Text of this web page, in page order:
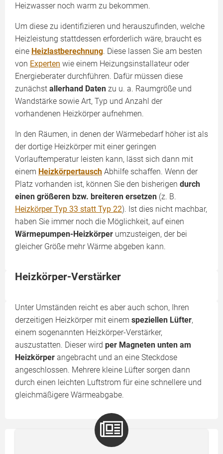
Heizwasser noch warm zu bekommen.
Um diese zu identifizieren und herauszufinden, welche
Heizleistung stattdessen erforderlich wäre, braucht es
eine Heizlastberechnung. Diese lassen Sie am besten
von Experten wie einem Heizungsinstallateur oder
Energieberater durchführen. Dafür müssen diese
zunächst allerhand Daten zu u. a. Raumgröße und
Wandstärke sowie Art, Typ und Anzahl der
vorhandenen Heizkörper aufnehmen.
In den Räumen, in denen der Wärmebedarf höher ist als
der dortige Heizkörper mit einer geringen
Vorlauftemperatur leisten kann, lässt sich dann mit
einem Heizkörpertausch Abhilfe schaffen. Wenn der
Platz vorhanden ist, können Sie den bisherigen durch
einen größeren bzw. breiteren ersetzen (z. B.
Heizkörper Typ 33 statt Typ 22). Ist dies nicht machbar,
haben Sie immer noch die Möglichkeit, auf einen
Wärmepumpen-Heizkörper umzusteigen, der bei
gleicher Größe mehr Wärme abgeben kann.
Heizkörper-Verstärker
Unter Umständen reicht es aber auch schon, Ihren
derzeitigen Heizkörper mit einem speziellen Lüfter,
einem sogenannten Heizkörper-Verstärker,
auszustatten. Dieser wird per Magneten unten am
Heizkörper angebracht und an eine Steckdose
angeschlossen. Mehrere kleine Lüfter sorgen dann
durch einen leichten Luftstrom für eine schnellere und
gleichmäßigere Wärmeabgabe.